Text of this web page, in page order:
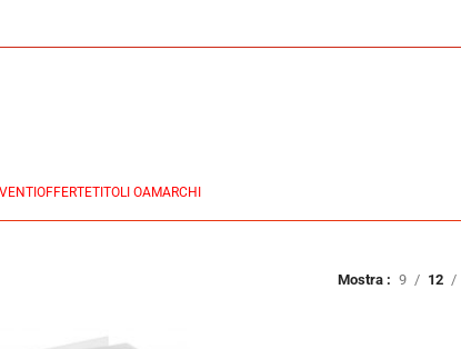
OFFERTETITOLI OAMARCHI
Mostra 9 12